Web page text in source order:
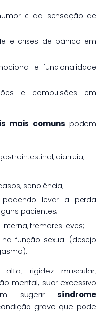
e da sensação de
e crises de pânico em
e funcionalidade
e compulsões em
mais comuns podem
diarreia;
sonolência;
podendo levar a perda
pacientes;
tremores leves;
função sexual (desejo
rigidez muscular,
mental, suor excessivo
sugerir síndrome
grave que pode